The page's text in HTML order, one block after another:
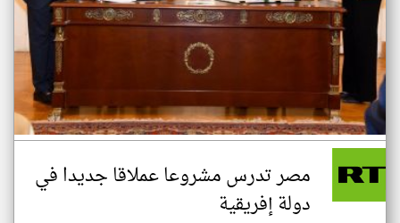
مصر تدرس مشروعا عملاقا جديدا في
دولة إفريقية